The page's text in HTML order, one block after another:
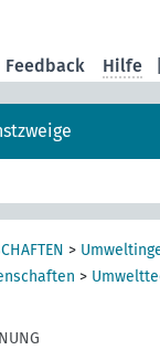
Feedback Hilfe
>
>